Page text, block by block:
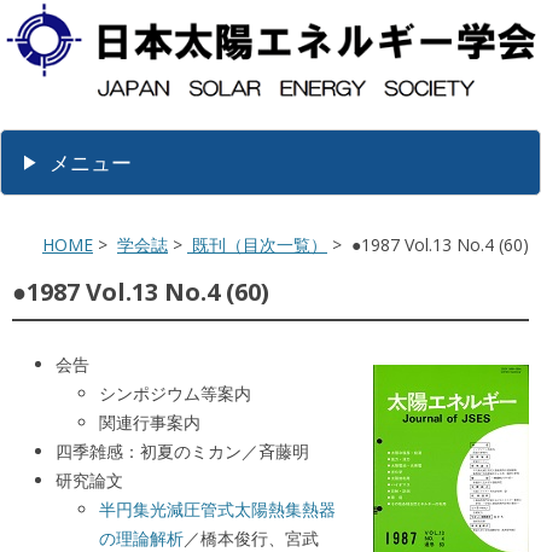
メニュー
HOME > 学会誌 > 既刊（目次一覧） > ●1987 Vol.13 No.4 (60)
●1987 Vol.13 No.4 (60)
会告
シンポジウム等案内
関連行事案内
四季雑感：初夏のミカン／斉藤明
研究論文
半円集光減圧管式太陽熱集熱器
の理論解析／橋本俊行、宮武